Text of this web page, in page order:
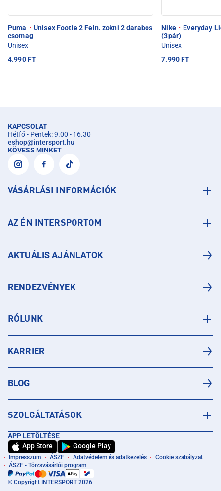
Puma · Unisex Footie 2 Feln. zokni 2 darabos
csomag
Unisex
4.990 FT
Nike · Everyday
(3pár)
Unisex
7.990 FT
KAPCSOLAT
Hétfő - Péntek: 9.00 - 16.30
eshop@intersport.hu
KÖVESS MINKET
VÁSÁRLÁSI INFORMÁCIÓK
AZ ÉN INTERSPORTOM
AKTUÁLIS AJÁNLATOK
RENDEZVÉNYEK
RÓLUNK
KARRIER
BLOG
SZOLGÁLTATÁSOK
APP LETÖLTÉSE
App Store
Google Play
Impresszum ÁSZF Adatvédelem és adatkezelés
Cookie szabályzat
ÁSZF - Törzsvásárlói program
© Copyright INTERSPORT 2026